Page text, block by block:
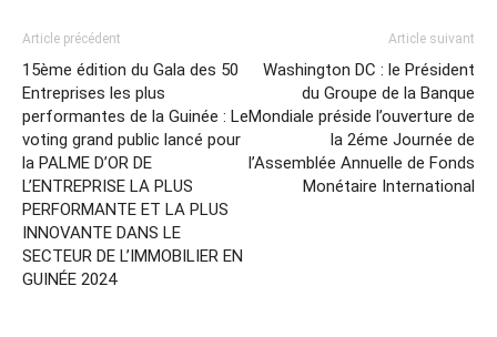
Article précédent
15ème édition du Gala des 50
Entreprises les plus
performantes de la Guinée : Le
voting grand public lancé pour
la PALME D’OR DE
L’ENTREPRISE LA PLUS
PERFORMANTE ET LA PLUS
INNOVANTE DANS LE
SECTEUR DE L’IMMOBILIER EN
GUINÉE 2024
Article suivant
Washington DC : le Président
du Groupe de la Banque
Mondiale préside l’ouverture de
la 2éme Journée de
l’Assemblée Annuelle de Fonds
Monétaire International